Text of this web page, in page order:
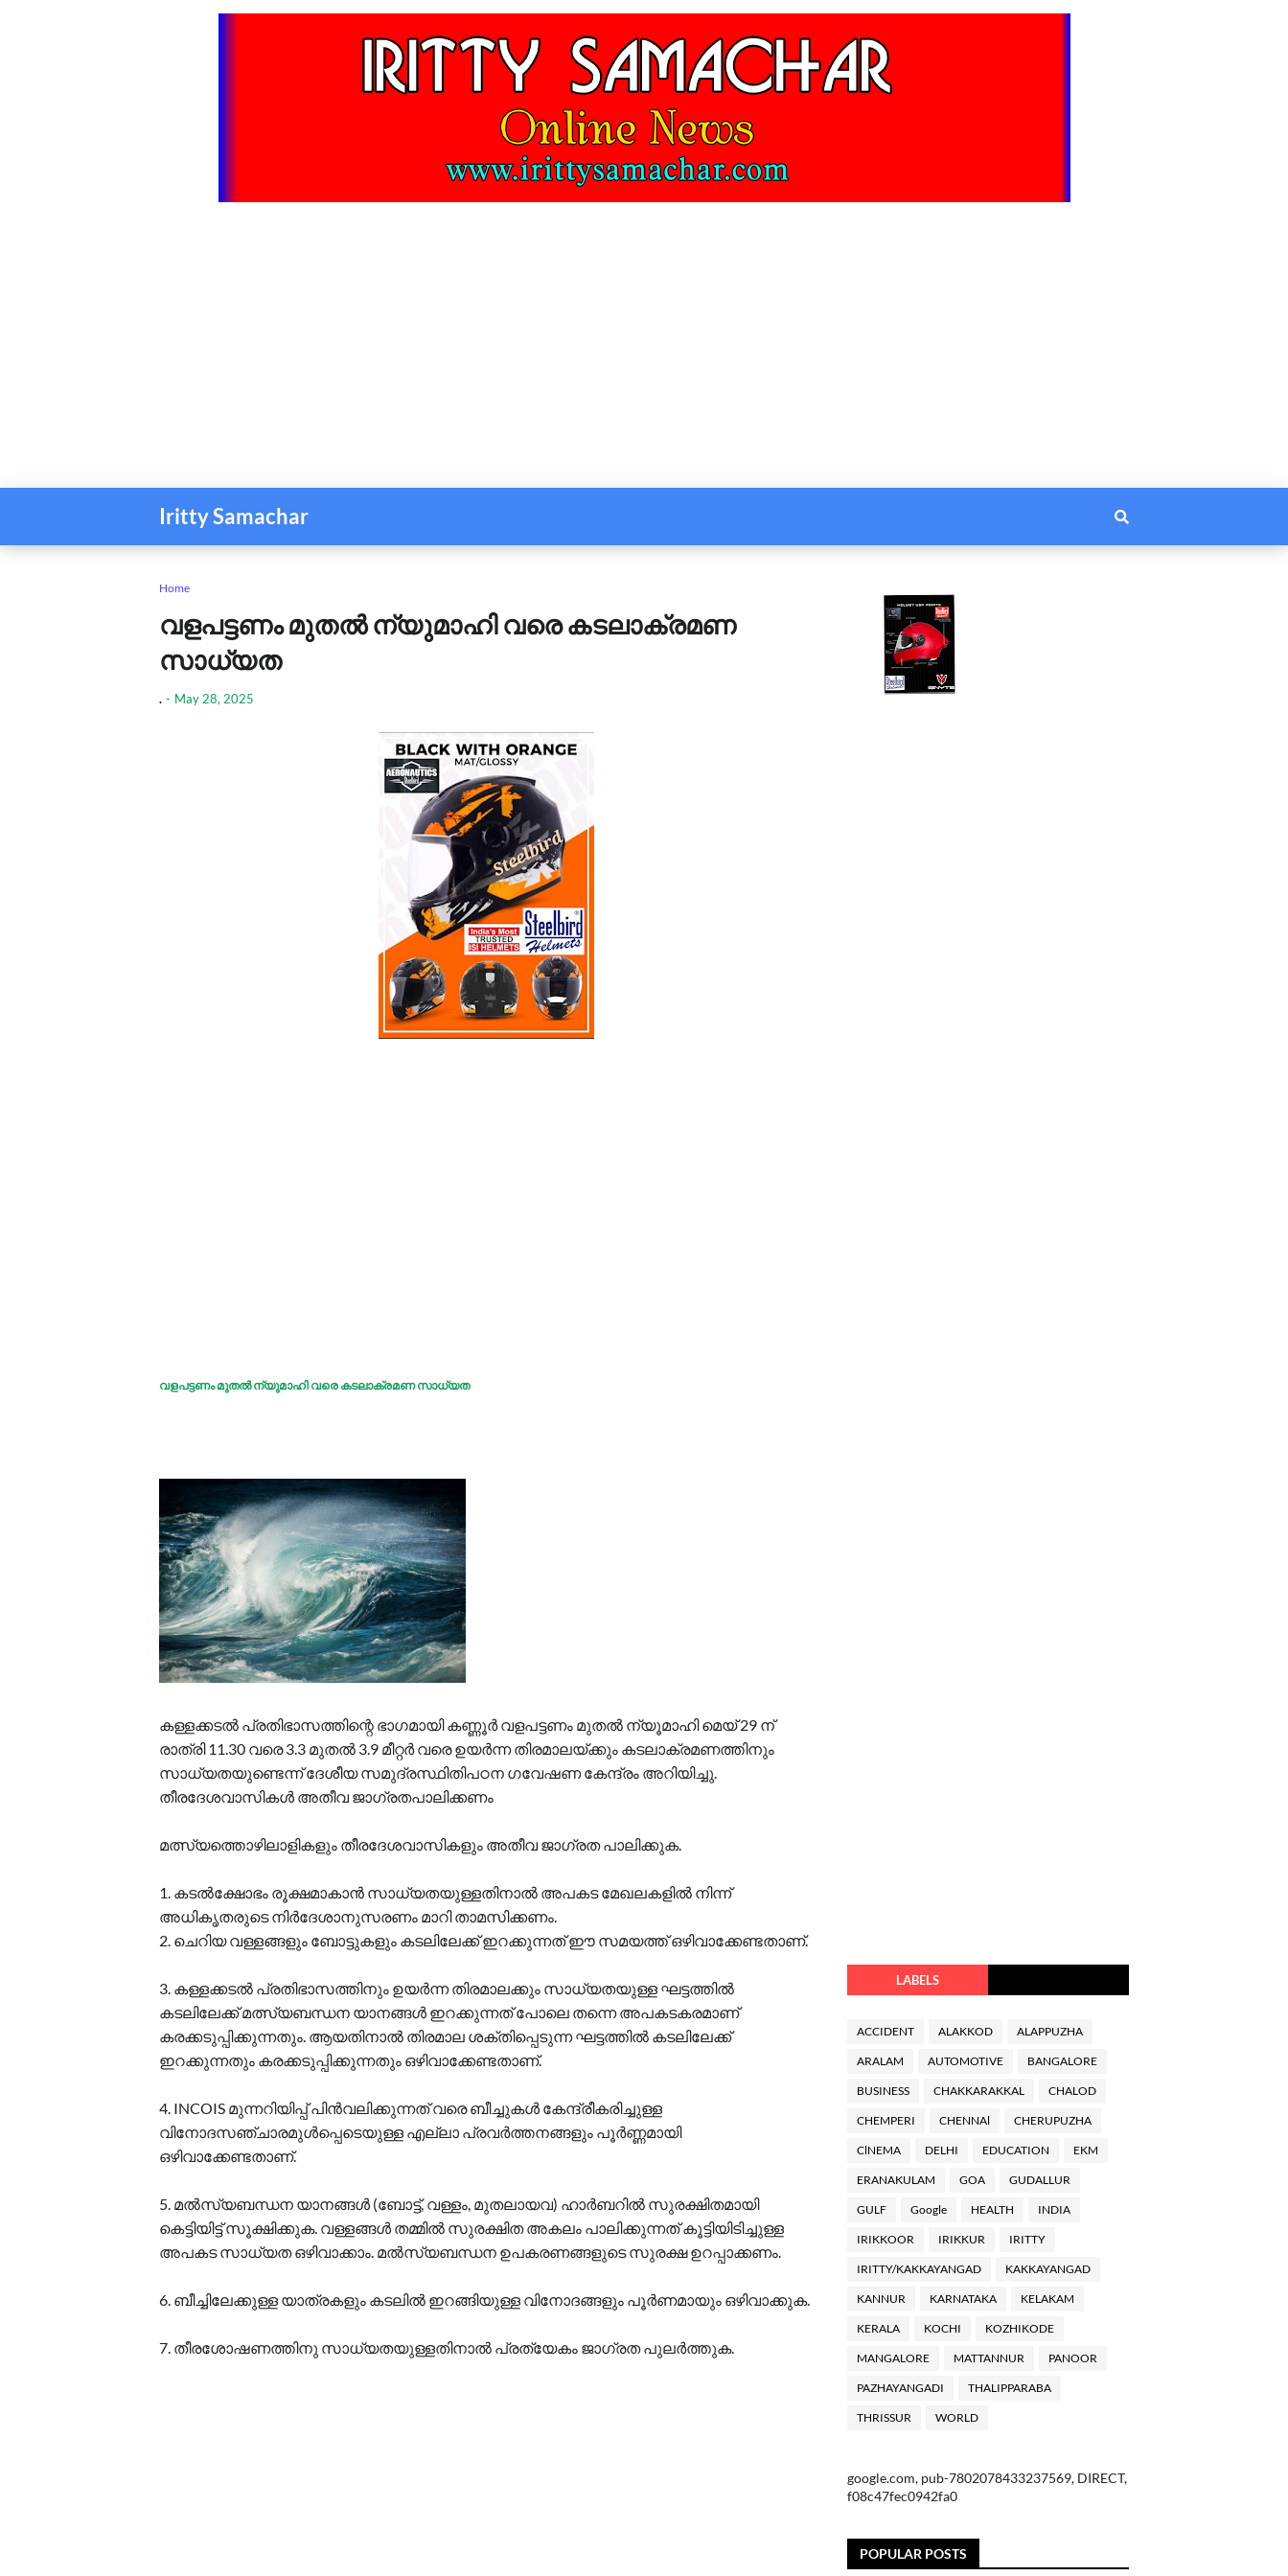
Iritty Samachar
Home
വളപട്ടണം മുതൽ ന്യുമാഹി വരെ കടലാക്രമണ
സാധ്യത
. - May 28, 2025
വളപട്ടണം മുതൽ ന്യുമാഹി വരെ കടലാക്രമണ സാധ്യത
കള്ളക്കടൽ പ്രതിഭാസത്തിന്റെ ഭാഗമായി കണ്ണൂർ വളപട്ടണം മുതൽ ന്യൂമാഹി മെയ് 29 ന്
രാത്രി 11.30 വരെ 3.3 മുതൽ 3.9 മീറ്റർ വരെ ഉയർന്ന തിരമാലയ്ക്കും കടലാക്രമണത്തിനും
സാധ്യതയുണ്ടെന്ന് ദേശീയ സമുദ്രസ്ഥിതിപഠന ഗവേഷണ കേന്ദ്രം അറിയിച്ചു.
തീരദേശവാസികൾ അതീവ ജാഗ്രതപാലിക്കണം
മത്സ്യത്തൊഴിലാളികളും തീരദേശവാസികളും അതീവ ജാഗ്രത പാലിക്കുക.
1. കടൽക്ഷോഭം രൂക്ഷമാകാൻ സാധ്യതയുള്ളതിനാൽ അപകട മേഖലകളിൽ നിന്ന്
അധികൃതരുടെ നിർദേശാനുസരണം മാറി താമസിക്കണം.
2. ചെറിയ വള്ളങ്ങളും ബോട്ടുകളും കടലിലേക്ക് ഇറക്കുന്നത് ഈ സമയത്ത് ഒഴിവാക്കേണ്ടതാണ്.
3. കള്ളക്കടൽ പ്രതിഭാസത്തിനും ഉയർന്ന തിരമാലക്കും സാധ്യതയുള്ള ഘട്ടത്തിൽ
കടലിലേക്ക് മത്സ്യബന്ധന യാനങ്ങൾ ഇറക്കുന്നത് പോലെ തന്നെ അപകടകരമാണ്
കരക്കടുപ്പിക്കുന്നതും. ആയതിനാൽ തിരമാല ശക്തിപ്പെടുന്ന ഘട്ടത്തിൽ കടലിലേക്ക്
ഇറക്കുന്നതും കരക്കടുപ്പിക്കുന്നതും ഒഴിവാക്കേണ്ടതാണ്.
4. INCOIS മുന്നറിയിപ്പ് പിൻവലിക്കുന്നത് വരെ ബീച്ചുകൾ കേന്ദ്രീകരിച്ചുള്ള
വിനോദസഞ്ചാരമുൾപ്പെടെയുള്ള എല്ലാ പ്രവർത്തനങ്ങളും പൂർണ്ണമായി
ഒഴിവാക്കേണ്ടതാണ്.
5. മൽസ്യബന്ധന യാനങ്ങൾ (ബോട്ട്, വള്ളം, മുതലായവ) ഹാർബറിൽ സുരക്ഷിതമായി
കെട്ടിയിട്ട് സൂക്ഷിക്കുക. വള്ളങ്ങൾ തമ്മിൽ സുരക്ഷിത അകലം പാലിക്കുന്നത് കൂട്ടിയിടിച്ചുള്ള
അപകട സാധ്യത ഒഴിവാക്കാം. മൽസ്യബന്ധന ഉപകരണങ്ങളുടെ സുരക്ഷ ഉറപ്പാക്കണം.
6. ബീച്ചിലേക്കുള്ള യാത്രകളും കടലിൽ ഇറങ്ങിയുള്ള വിനോദങ്ങളും പൂർണമായും ഒഴിവാക്കുക.
7. തീരശോഷണത്തിനു സാധ്യതയുള്ളതിനാൽ പ്രത്യേകം ജാഗ്രത പുലർത്തുക.
LABELS
ACCIDENT ALAKKOD ALAPPUZHA
ARALAM AUTOMOTIVE BANGALORE
BUSINESS CHAKKARAKKAL CHALOD
CHEMPERI CHENNAl CHERUPUZHA
ClNEMA DELHI EDUCATION EKM
ERANAKULAM GOA GUDALLUR
GULF Google HEALTH INDIA
IRIKKOOR IRIKKUR IRITTY
IRITTY/KAKKAYANGAD KAKKAYANGAD
KANNUR KARNATAKA KELAKAM
KERALA KOCHI KOZHIKODE
MANGALORE MATTANNUR PANOOR
PAZHAYANGADI THALIPPARABA
THRISSUR WORLD
google.com, pub-7802078433237569, DIRECT,
f08c47fec0942fa0
POPULAR POSTS